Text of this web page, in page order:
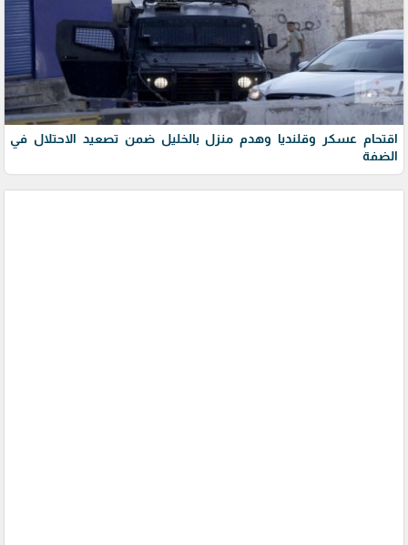
اقتحام عسكر وقلنديا وهدم منزل بالخليل ضمن تصعيد الاحتلال في
الضفة